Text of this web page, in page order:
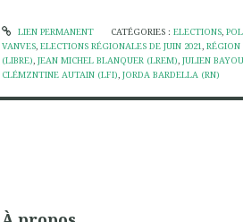
LIEN PERMANENT CATÉGORIES : ELECTIONS,
VANVES, ELECTIONS RÉGIONALES DE JUIN 2021, RÉGION
(LIBRE), JEAN MICHEL BLANQUER (LREM), JULIEN
CLÉMZNTINE AUTAIN (LFI), JORDA BARDELLA (RN)